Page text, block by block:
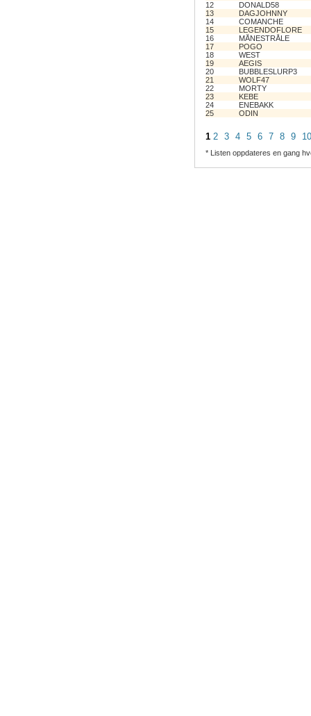
12
DONALD58
13
DAGJOHNNY
14
COMANCHE
15
LEGENDOFLORE
16
MÅNESTRÅLE
17
POGO
18
WEST
19
AEGIS
20
BUBBLESLURP3
21
WOLF47
22
MORTY
23
KEBE
24
ENEBAKK
25
ODIN
1 2 3 4 5 6 7 8 9 10
* Listen oppdateres en gang